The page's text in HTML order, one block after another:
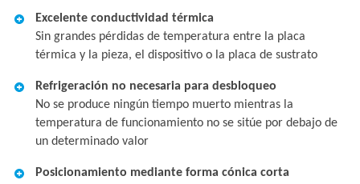
Excelente conductividad térmica
Sin grandes pérdidas de temperatura entre la placa
térmica y la pieza, el dispositivo o la placa de sustrato
Refrigeración no necesaria para desbloqueo
No se produce ningún tiempo muerto mientras la
temperatura de funcionamiento no se sitúe por debajo de
un determinado valor
Posicionamiento mediante forma cónica corta